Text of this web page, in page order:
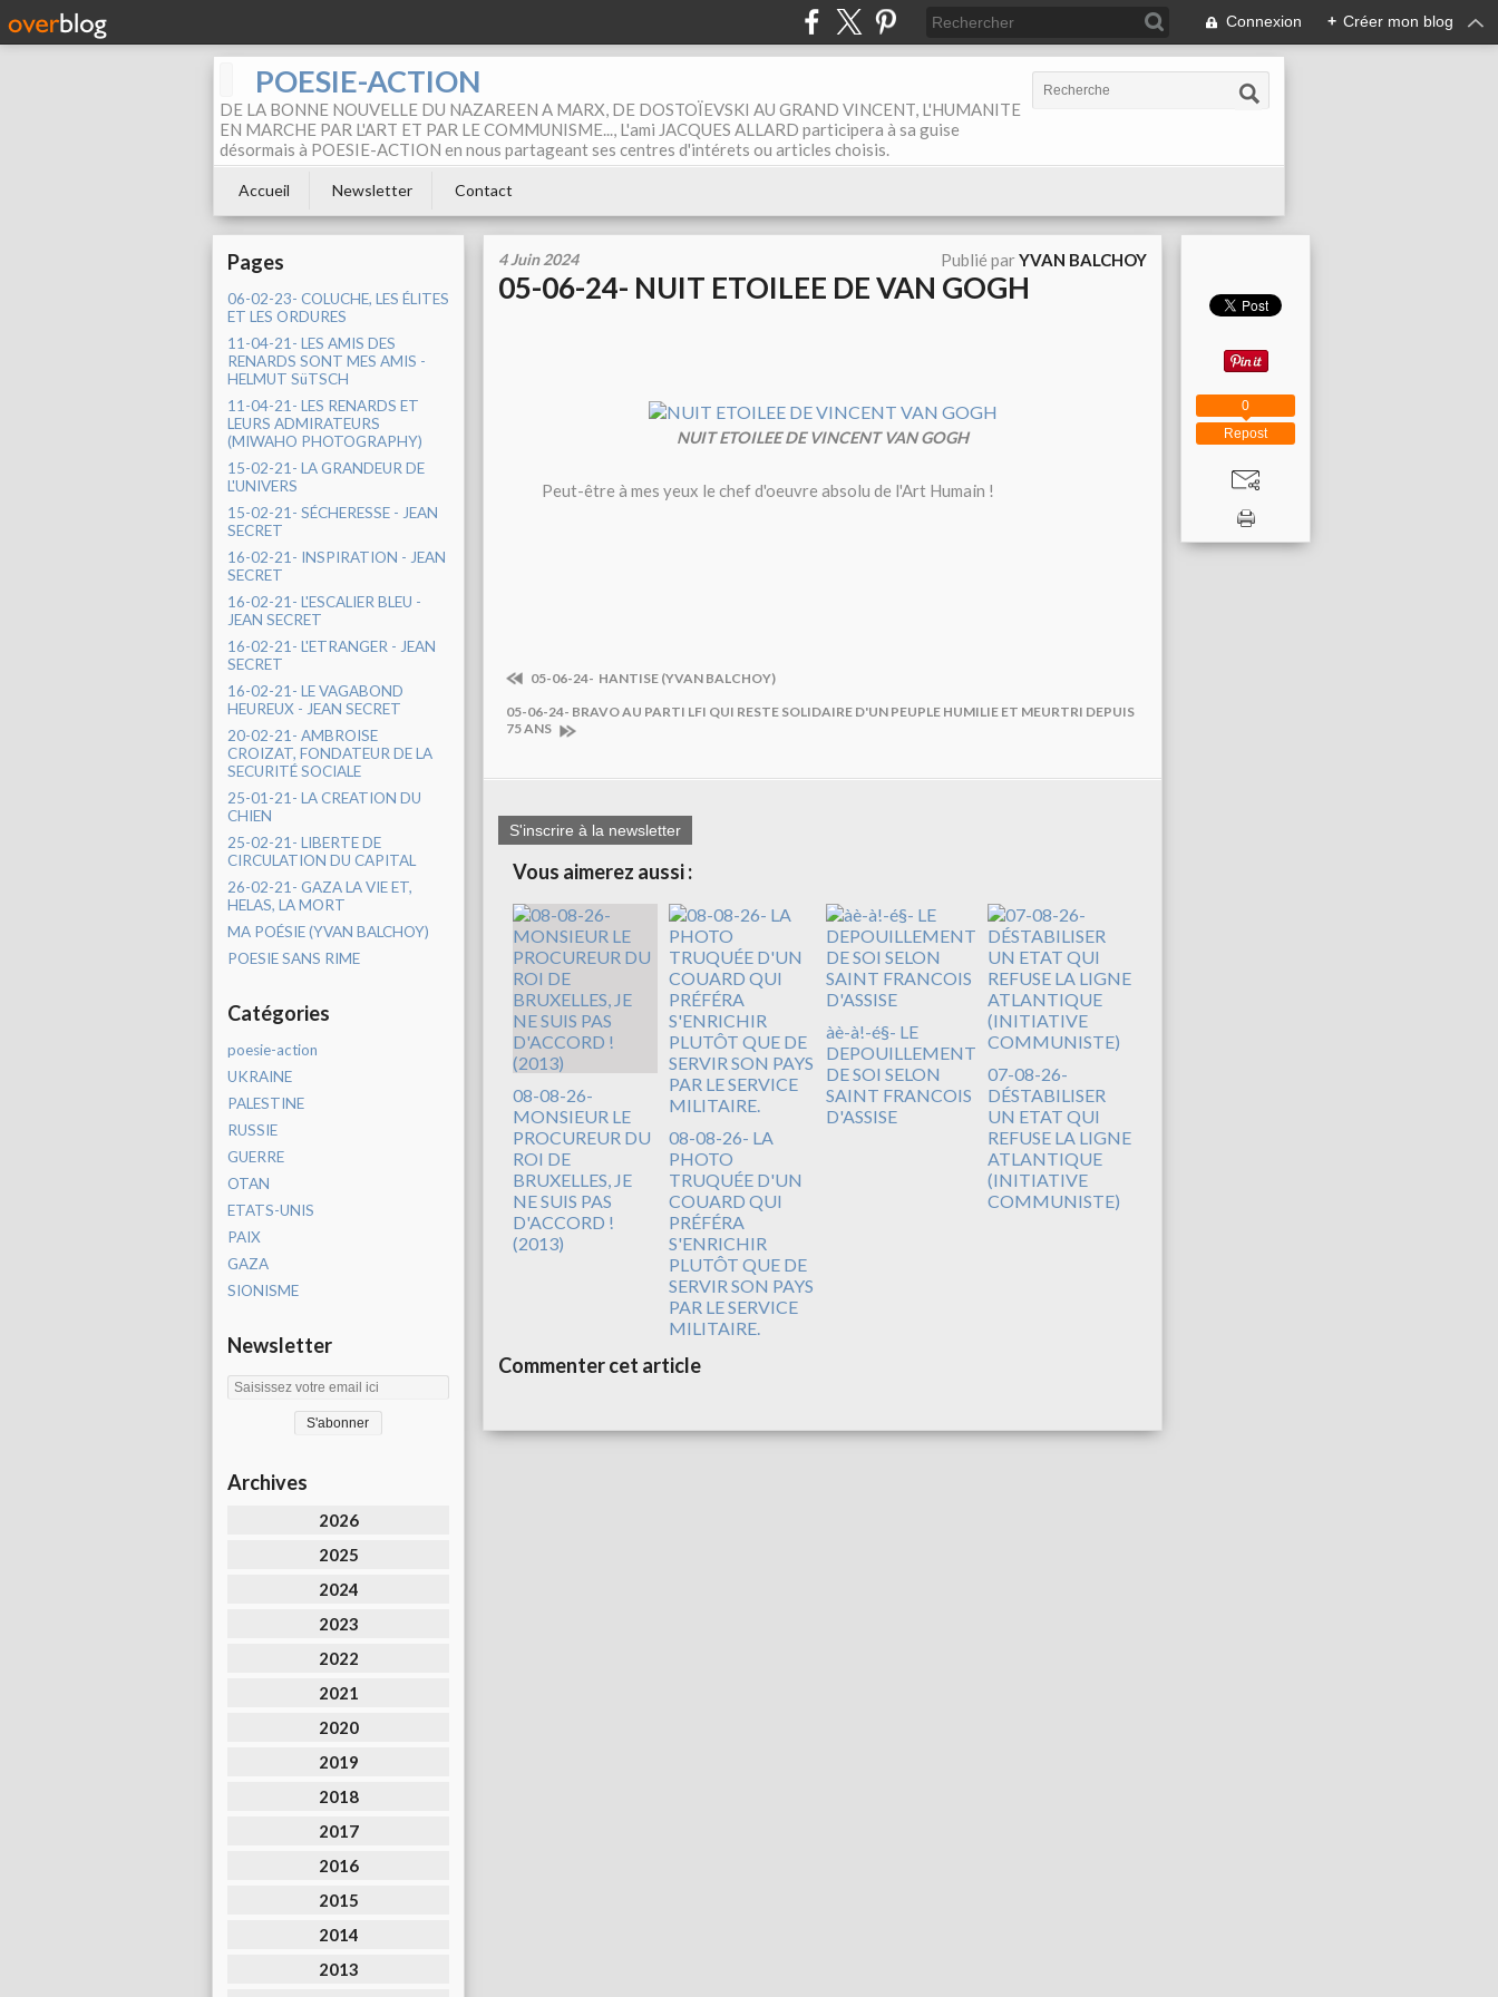
Connexion + Créer mon blog
POESIE-ACTION
DE LA BONNE NOUVELLE DU NAZAREEN A MARX, DE DOSTOÏEVSKI AU GRAND VINCENT, L'HUMANITE
EN MARCHE PAR L'ART ET PAR LE COMMUNISME..., L'ami JACQUES ALLARD participera à sa guise
désormais à POESIE-ACTION en nous partageant ses centres d'intérets ou articles choisis.
Accueil Newsletter Contact
Pages
06-02-23- COLUCHE, LES ÉLITES
ET LES ORDURES
11-04-21- LES AMIS DES
RENARDS SONT MES AMIS -
HELMUT SüTSCH
11-04-21- LES RENARDS ET
LEURS ADMIRATEURS
(MIWAHO PHOTOGRAPHY)
15-02-21- LA GRANDEUR DE
L'UNIVERS
15-02-21- SÉCHERESSE - JEAN
SECRET
16-02-21- INSPIRATION - JEAN
SECRET
16-02-21- L'ESCALIER BLEU -
JEAN SECRET
16-02-21- L'ETRANGER - JEAN
SECRET
16-02-21- LE VAGABOND
HEUREUX - JEAN SECRET
20-02-21- AMBROISE
CROIZAT, FONDATEUR DE LA
SECURITÉ SOCIALE
25-01-21- LA CREATION DU
CHIEN
25-02-21- LIBERTE DE
CIRCULATION DU CAPITAL
26-02-21- GAZA LA VIE ET,
HELAS, LA MORT
MA POÉSIE (YVAN BALCHOY)
POESIE SANS RIME
Catégories
poesie-action
UKRAINE
PALESTINE
RUSSIE
GUERRE
OTAN
ETATS-UNIS
PAIX
GAZA
SIONISME
Newsletter
Archives
2026
2025
2024
2023
2022
2021
2020
2019
2018
2017
2016
2015
2014
2013
4 Juin 2024 Publié parYVAN BALCHOY
05-06-24- NUIT ETOILEE DE VAN GOGH
NUIT ETOILEE DE VINCENT VAN GOGH
Peut-être à mes yeux le chef d'oeuvre absolu de l'Art Humain !
05-06-24- HANTISE (YVAN BALCHOY)
05-06-24- BRAVO AU PARTI LFI QUI RESTE SOLIDAIRE D'UN PEUPLE HUMILIE ET MEURTRI DEPUIS
75 ANS
S'inscrire à la newsletter
Vous aimerez aussi :
08-08-26-
MONSIEUR LE
PROCUREUR DU
ROI DE
BRUXELLES, JE
NE SUIS PAS
D'ACCORD !
(2013)
08-08-26- LA
PHOTO
TRUQUÉE D'UN
COUARD QUI
PRÉFÉRA
S'ENRICHIR
PLUTÔT QUE DE
SERVIR SON PAYS
PAR LE SERVICE
MILITAIRE.
àè-à!-é§- LE
DEPOUILLEMENT
DE SOI SELON
SAINT FRANCOIS
D'ASSISE
07-08-26-
DÉSTABILISER
UN ETAT QUI
REFUSE LA LIGNE
ATLANTIQUE
(INITIATIVE
COMMUNISTE)
Commenter cet article
Repost
0